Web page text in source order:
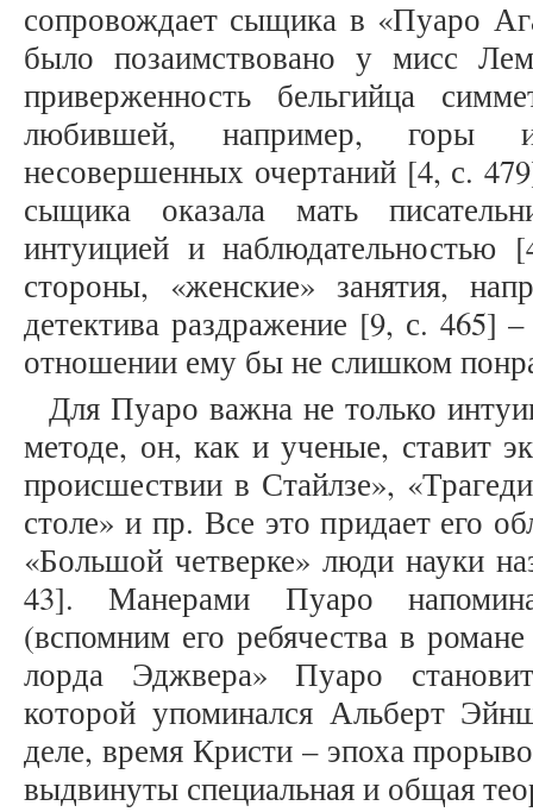
сопровождает сыщика в «Пуаро
было позаимствовано у мисс
приверженность бельгийца
любившей, например, горы
несовершенных очертаний [4, с.
сыщика оказала мать
интуицией и
стороны, «женские» занятия,
детектива раздражение [9, с. 465]
отношении ему бы не слишком
Для Пуаро важна не только
методе, он, как и ученые, ставит
происшествии в Стайлзе»,
столе» и пр. Все это придает его
«Большой четверке» люди науки
43]. Манерами Пуаро
(вспомним его ребячества в
лорда Эджвера» Пуаро
которой упоминался Альберт
деле, время Кристи – эпоха
выдвинуты специальная и общая